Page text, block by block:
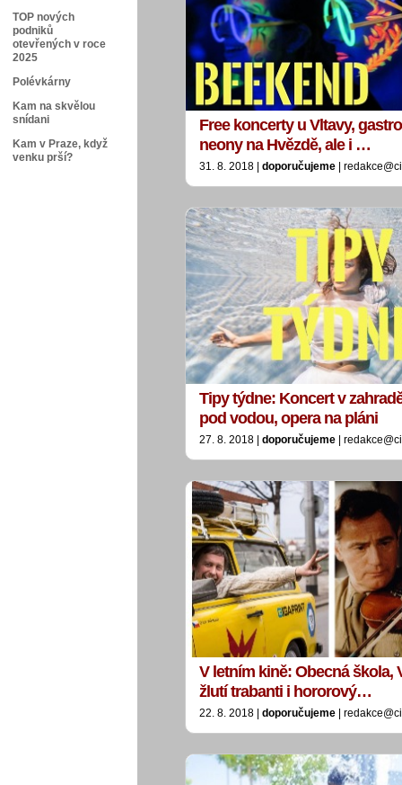
TOP nových
podniků
otevřených v roce
2025
Polévkárny
Kam na skvělou
snídani
Kam v Praze, když
venku prší?
Free koncerty u Vltavy,
neony na Hvězdě, ale i …
31. 8. 2018 | doporučujeme |
Tipy týdne: Koncert v
pod vodou, opera na pláni
27. 8. 2018 | doporučujeme |
V letním kině: Obecná škola,
žlutí trabanti i hororový…
22. 8. 2018 | doporučujeme |